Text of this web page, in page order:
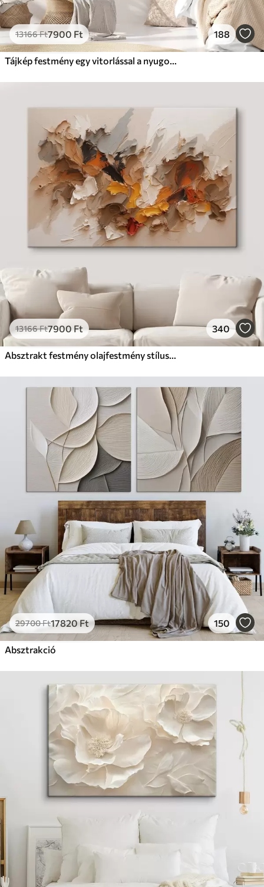
13166Ft7900 Ft 188
Tájkép festmény egy vitorlással a nyugodt tengeren, narancssárga és sárga égbolt, távoli hegyek
13166Ft7900Ft 340
Absztrakt festmény olajfestmény stílusban
29700Ft17820Ft 150
Absztrakció